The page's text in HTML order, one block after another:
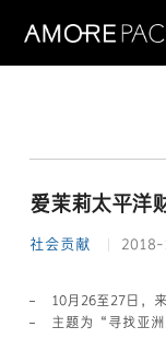
爱茉莉太平洋
社会贡献
10月26至27日，
主题为“寻找亚洲